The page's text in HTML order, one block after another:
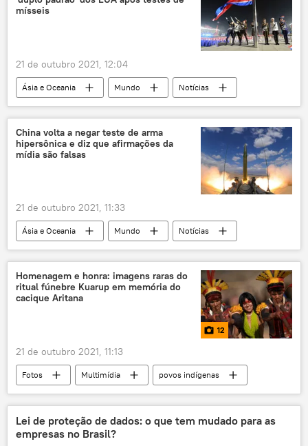
Segunda Guerra Mundial
Clube Valdai
mísseis
21 de outubro 2021, 12:04
Ásia e Oceania Mundo
Notícias
Coreia do Norte
tensões
mísseis
EUA
China volta a negar teste de arma
hipersônica e diz que afirmações da
mídia são falsas
21 de outubro 2021, 11:33
Ásia e Oceania Mundo
Notícias
China
míssil hipersônico
espaçonave
teste
arma nuclear
EUA
Homenagem e honra: imagens raras do
ritual fúnebre Kuarup em memória do
cacique Aritana
12
21 de outubro 2021, 11:13
Fotos Multimídia
povos indígenas
cultura indígena
terras indígenas
Notícias do Brasil
Lei de proteção de dados: o que tem mudado para as
empresas no Brasil?